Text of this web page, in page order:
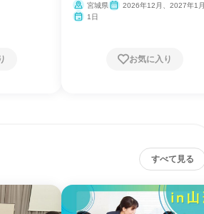
ー 宮城県
2026年12月、2027年1月
1日
お気に入り
すべて見る